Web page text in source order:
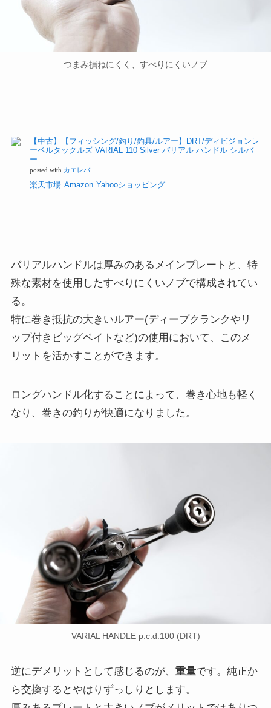
つまみ損ねにくく、すべりにくいノブ
【中古】【フィッシング/釣り/釣具/ルアー】DRT/ディビジョンレ
ーベルタックルズ VARIAL 110 Silver バリアル ハンドル シルバ
ー
posted with カエレバ
楽天市場 Amazon Yahooショッピング
バリアルハンドルは厚みのあるメインプレートと、特
殊な素材を使用したすべりにくいノブで構成されてい
る。
特に巻き抵抗の大きいルアー(ディープクランクやリ
ップ付きビッグベイトなど)の使用において、このメ
リットを活かすことができます。
ロングハンドル化することによって、巻き心地も軽く
なり、巻きの釣りが快適になりました。
VARIAL HANDLE p.c.d.100 (DRT)
逆にデメリットとして感じるのが、 重量です。純正か
ら交換するとやはりずっしりとします。